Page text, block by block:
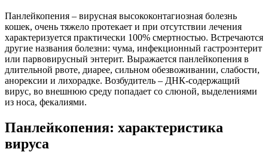
Панлейкопения – вирусная высококонтагиозная болезнь
кошек, очень тяжело протекает и при отсутствии лечения
характеризуется практически 100% смертностью. Встречаются
другие названия болезни: чума, инфекционный гастроэнтерит
или парвовирусный энтерит. Выражается панлейкопения в
длительной рвоте, диарее, сильном обезвоживании, слабости,
анорексии и лихорадке. Возбудитель – ДНК-содержащий
вирус, во внешнюю среду попадает со слюной, выделениями
из носа, фекалиями.
Панлейкопения: характеристика
вируса